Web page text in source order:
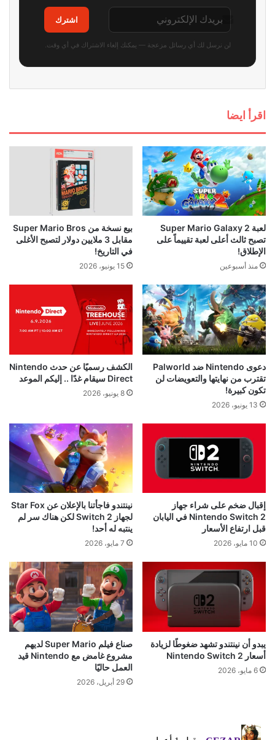
اشترك
لن نرسل لك أي رسائل مزعجة — يمكنك إلغاء الاشتراك في أي وقت.
اقرأ ايضا
لعبة Super Mario Galaxy 2
تصبح ثالث أعلى لعبة تقييماً على
الإطلاق!
منذ أسبوعين
بيع نسخة من Super Mario Bros
مقابل 3 ملايين دولار لتصبح الأغلى
في التاريخ!
15 يونيو، 2026
دعوى Nintendo ضد Palworld
تقترب من نهايتها والتعويضات لن
تكون كبيرة!
13 يونيو، 2026
الكشف رسميًا عن حدث Nintendo
Direct سيقام غدًا .. إليكم الموعد
8 يونيو، 2026
إقبال ضخم على شراء جهاز
Nintendo Switch 2 في اليابان
قبل ارتفاع الأسعار
10 مايو، 2026
نينتندو فاجأتنا بالإعلان عن Star Fox
لجهاز Switch 2 لكن هناك سر لم
ينتبه له أحد!
7 مايو، 2026
يبدو أن نينتندو تشهد ضغوطًا لزيادة
أسعار Nintendo Switch 2
6 مايو، 2026
صناع فيلم Super Mario لديهم
مشروع غامض مع Nintendo قيد
العمل حاليًا
29 أبريل، 2026